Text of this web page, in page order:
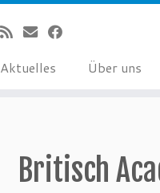
Aktuelles Über uns
Britisch